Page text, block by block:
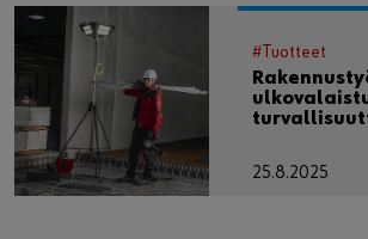
#Tuotteet
25.8.2025